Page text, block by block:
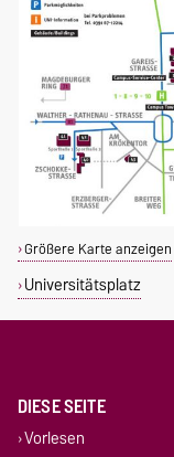
Größere Karte anzeigen
Universitätsplatz
DIESE SEITE
Vorlesen